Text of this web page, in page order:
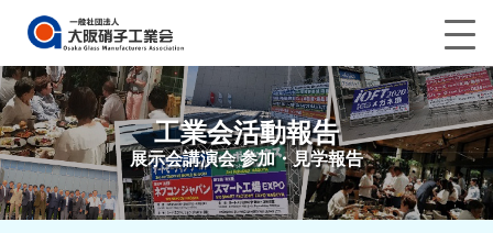
工業会活動報告
展示会講演会 参加・見学報告